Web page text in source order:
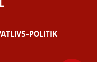
POLITIK